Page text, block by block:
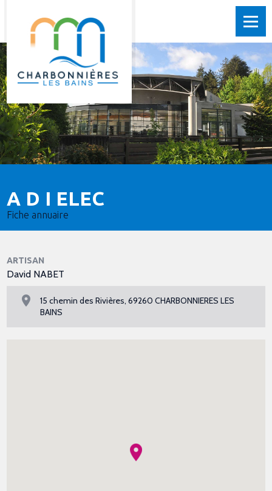
A D I ELEC
Fiche annuaire
ARTISAN
David NABET
15 chemin des Rivières, 69260 CHARBONNIERES LES
BAINS